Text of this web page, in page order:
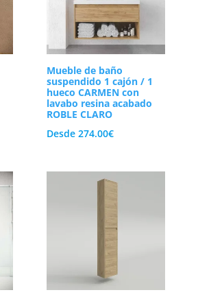
Mueble de baño
suspendido 1 cajón / 1
hueco CARMEN con
lavabo resina acabado
ROBLE CLARO
Desde274.00€